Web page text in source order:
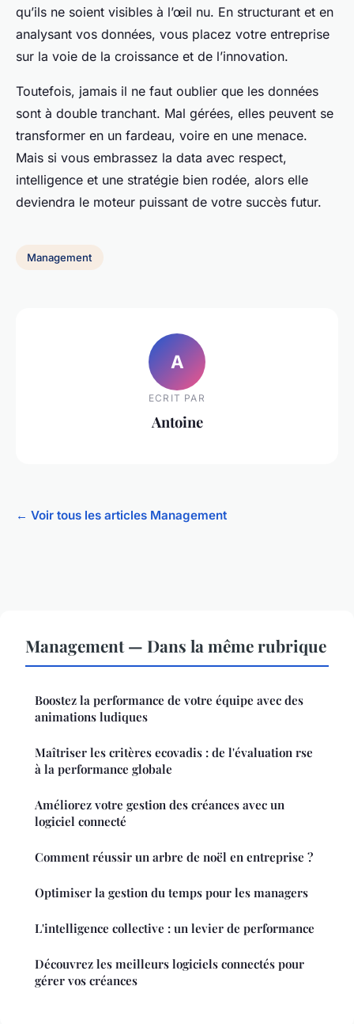
qu’ils ne soient visibles à l’œil nu. En structurant et en
analysant vos données, vous placez votre entreprise
sur la voie de la croissance et de l’innovation.
Toutefois, jamais il ne faut oublier que les données
sont à double tranchant. Mal gérées, elles peuvent se
transformer en un fardeau, voire en une menace.
Mais si vous embrassez la data avec respect,
intelligence et une stratégie bien rodée, alors elle
deviendra le moteur puissant de votre succès futur.
Management
A
ECRIT PAR
Antoine
← Voir tous les articles Management
Management — Dans la même rubrique
Boostez la performance de votre équipe avec des
animations ludiques
Maîtriser les critères ecovadis : de l'évaluation rse
à la performance globale
Améliorez votre gestion des créances avec un
logiciel connecté
Comment réussir un arbre de noël en entreprise ?
Optimiser la gestion du temps pour les managers
L'intelligence collective : un levier de performance
Découvrez les meilleurs logiciels connectés pour
gérer vos créances